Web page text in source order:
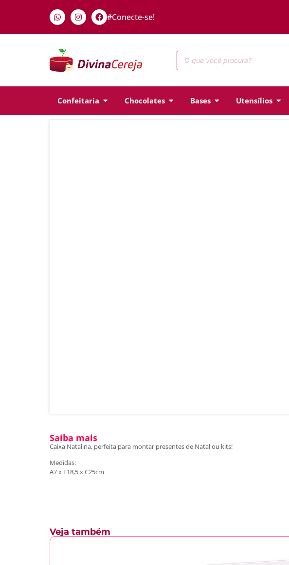
#Conecte-se!
Confeitaria Chocolates Bases Utensílios
Saiba mais
Caixa Natalina, perfeita para montar presentes de Natal ou kits!
Medidas:
A7 x L18,5 x C25cm
Veja também